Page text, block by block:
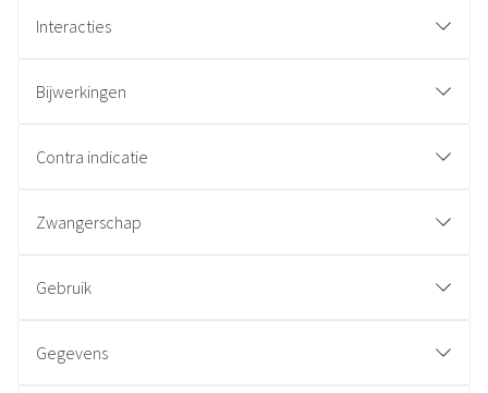
Interacties
Bijwerkingen
Contra indicatie
Zwangerschap
Gebruik
Gegevens